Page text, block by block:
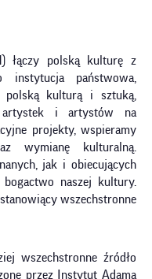
łączy polską kulturę z
instytucja państwowa,
polską kulturą i sztuką,
artystek i artystów na
projekty, wspieramy
wymianę kulturalną.
jak i obiecujących
naszej kultury.
wszechstronne
wszechstronne źródło
przez Instytut Adama